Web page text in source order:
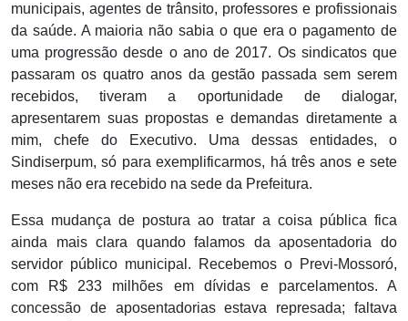
municipais, agentes de trânsito, professores e profissionais
da saúde. A maioria não sabia o que era o pagamento de
uma progressão desde o ano de 2017. Os sindicatos que
passaram os quatro anos da gestão passada sem serem
recebidos, tiveram a oportunidade de dialogar,
apresentarem suas propostas e demandas diretamente a
mim, chefe do Executivo. Uma dessas entidades, o
Sindiserpum, só para exemplificarmos, há três anos e sete
meses não era recebido na sede da Prefeitura.
Essa mudança de postura ao tratar a coisa pública fica
ainda mais clara quando falamos da aposentadoria do
servidor público municipal. Recebemos o Previ-Mossoró,
com R$ 233 milhões em dívidas e parcelamentos. A
concessão de aposentadorias estava represada; faltava